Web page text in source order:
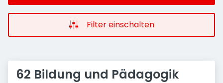
Filter einschalten
62 Bildung und Pädagogik